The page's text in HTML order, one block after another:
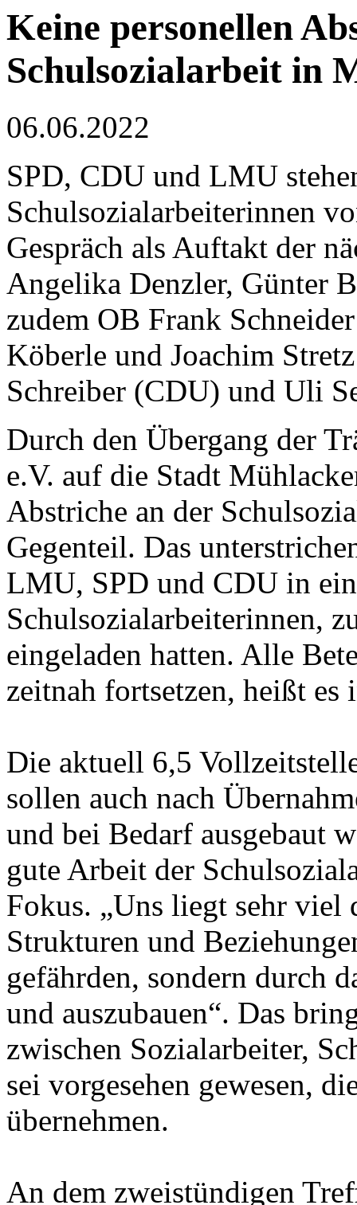
Keine personellen
Schulsozialarbeit in
06.06.2022
SPD, CDU und LMU
Schulsozialarbeiterinnen
Gespräch als Auftakt der
Angelika Denzler, Günter
zudem OB Frank
Köberle und Joachim
Schreiber (CDU) und Uli
Durch den Übergang der
e.V. auf die Stadt
Abstriche an der
Gegenteil. Das
LMU, SPD und CDU in
Schulsozialarbeiterinnen,
eingeladen hatten. Alle
zeitnah fortsetzen, heißt
Die aktuell 6,5
sollen auch nach
und bei Bedarf ausgebaut
gute Arbeit der
Fokus. „Uns liegt sehr viel
Strukturen und
gefährden, sondern durch
und auszubauen“. Das
zwischen Sozialarbeiter,
sei vorgesehen gewesen,
übernehmen.
An dem zweistündigen